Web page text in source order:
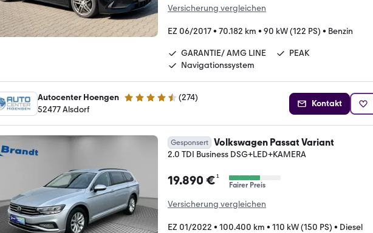
Versicherung vergleichen
EZ 06/2017• 70.182 km • 90 kW (122 PS) • Benzin
GARANTIE/ AMG LINE
PEAK
Navigationssystem
Autocenter Hoengen 4.5 Sterne (274)
52477 Alsdorf
Kontakt
Gesponsert Volkswagen Passat Variant
2.0 TDI Business DSG+LED+KAMERA
19.890 €¹
Fairer Preis
Versicherung vergleichen
EZ 01/2022 • 100.400 km • 110 kW (150 PS) • Diesel